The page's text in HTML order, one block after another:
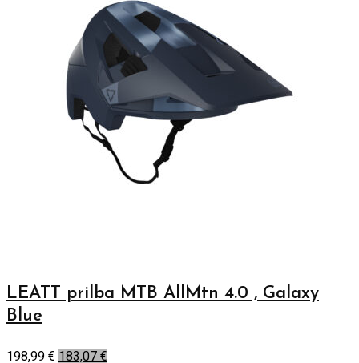
LEATT prilba MTB AllMtn 4.0 , Galaxy
Blue
198,99€ 183,07 €